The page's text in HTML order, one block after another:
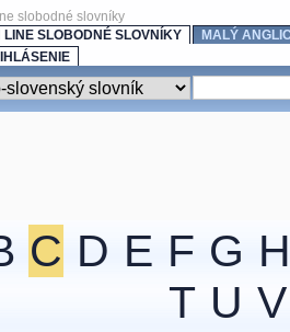
slobodné slovníky
LINE SLOBODNÉ SLOVNÍKY
MALÝ
C D E F G H
T U V